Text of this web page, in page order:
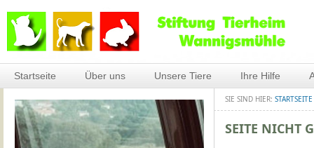
Startseite Über uns Unsere Tiere Ihre Hilfe
SIE SIND HIER: STARTSEITE
SEITE NICHT